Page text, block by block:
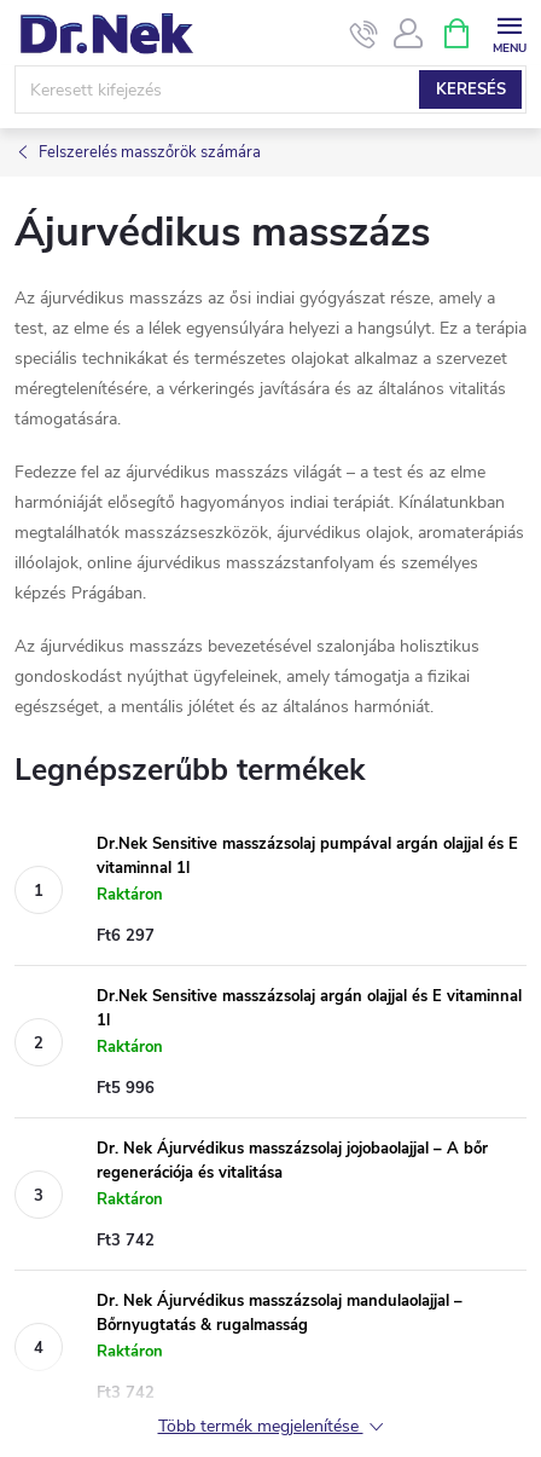
Ugrás
KERESÉS
KOSÁR
Felszerelés masszőrök számára
Ájurvédikus masszázs
Az ájurvédikus masszázs az ősi indiai gyógyászat része, amely a
test, az elme és a lélek egyensúlyára helyezi a hangsúlyt. Ez a terápia
speciális technikákat és természetes olajokat alkalmaz a szervezet
méregtelenítésére, a vérkeringés javítására és az általános vitalitás
támogatására.
Fedezze fel az ájurvédikus masszázs világát – a test és az elme
harmóniáját elősegítő hagyományos indiai terápiát. Kínálatunkban
megtalálhatók masszázseszközök, ájurvédikus olajok, aromaterápiás
illóolajok, online ájurvédikus masszázstanfolyam és személyes
képzés Prágában.
Az ájurvédikus masszázs bevezetésével szalonjába holisztikus
gondoskodást nyújthat ügyfeleinek, amely támogatja a fizikai
egészséget, a mentális jólétet és az általános harmóniát.
Legnépszerűbb termékek
Dr.Nek Sensitive masszázsolaj pumpával argán olajjal és E
vitaminnal 1l
Raktáron
Ft6 297
Dr.Nek Sensitive masszázsolaj argán olajjal és E vitaminnal
1l
Raktáron
Ft5 996
Dr. Nek Ájurvédikus masszázsolaj jojobaolajjal – A bőr
regenerációja és vitalitása
Raktáron
Ft3 742
Dr. Nek Ájurvédikus masszázsolaj mandulaolajjal –
Bőrnyugtatás & rugalmasság
Raktáron
Ft3 742
Több termék megjelenítése